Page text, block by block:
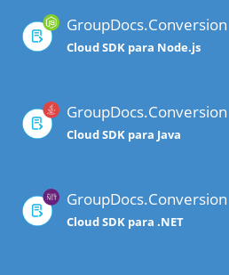
GroupDocs.Conversion
Cloud SDK para Node.js
GroupDocs.Conversion
Cloud SDK para Java
GroupDocs.Conversion
Cloud SDK para .NET